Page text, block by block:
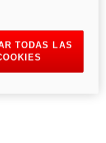
TODAS LAS